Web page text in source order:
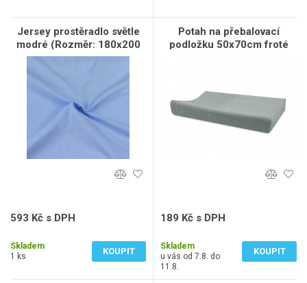
Jersey prostěradlo světle
modré (Rozměr: 180x200
dvojlůžko)
593 Kč s DPH
Skladem
1 ks
KOUPIT
Potah na přebalovací
podložku 50x70cm froté
189 Kč s DPH
Skladem
u vás od 7.8. do
11.8.
KOUPIT